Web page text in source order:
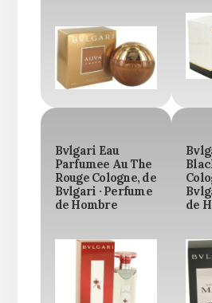
Bvlgari Eau
Parfumee Au The
Rouge Cologne, de
Bvlgari · Perfume
de Hombre
de